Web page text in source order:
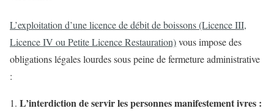
L’exploitation d’une licence de débit de boissons (Licence III,
Licence IV ou Petite Licence Restauration)vous impose des
obligations légales lourdes sous peine de fermeture administrative
:
L’interdiction de servir les personnes manifestement ivres :